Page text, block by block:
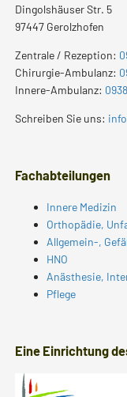
Dingolshäuser Str. 5
97447 Gerolzhofen
Zentrale / Rezeption:
Chirurgie-Ambulanz:
Innere-Ambulanz:
Schreiben Sie uns:
Fachabteilungen
Innere Medizin
Orthopädie,
Allgemein-,
HNO
Anästhesie,
Pflege
Eine Einrichtung